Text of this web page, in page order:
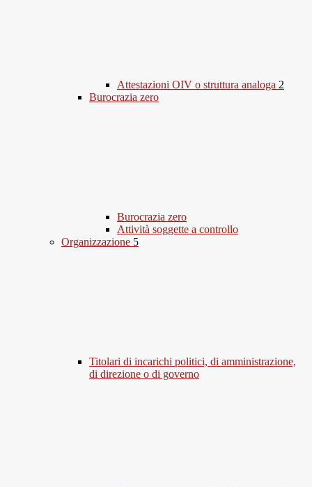
Attestazioni OIV o struttura analoga 2
Burocrazia zero
Burocrazia zero
Attività soggette a controllo
Organizzazione 5
Titolari di incarichi politici, di amministrazione,
di direzione o di governo